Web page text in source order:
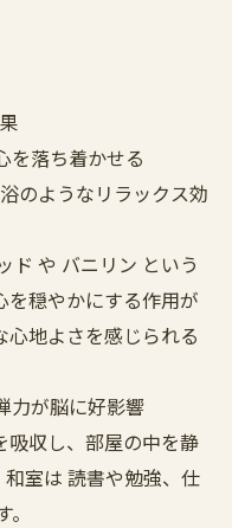
落ち着かせる
のようなリラックス効
ド や バニリン という
を穏やかにする作用が
地よさを感じられる
力が脳に好影響
吸収し、部屋の中を静
室は 読書や勉強、仕